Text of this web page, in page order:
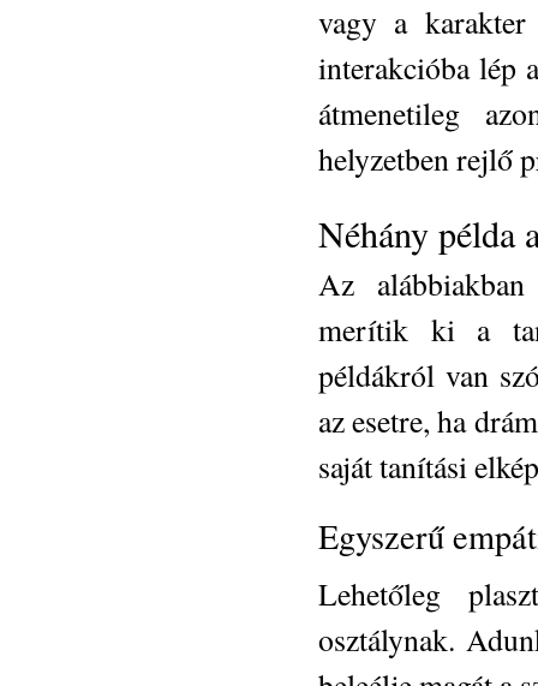
vagy a
interakcióba lép
átmenetileg
helyzetben rejlő
Néhány példa
Az
merítik ki a
példákról van
az esetre, ha
saját tanítási
Egyszerű
Lehetőleg
osztálynak.